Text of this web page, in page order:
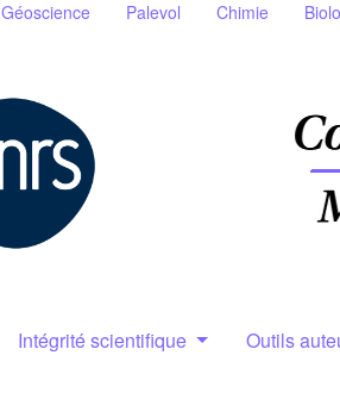
Géoscience Palevol Chimie
Intégrité scientifique Outils